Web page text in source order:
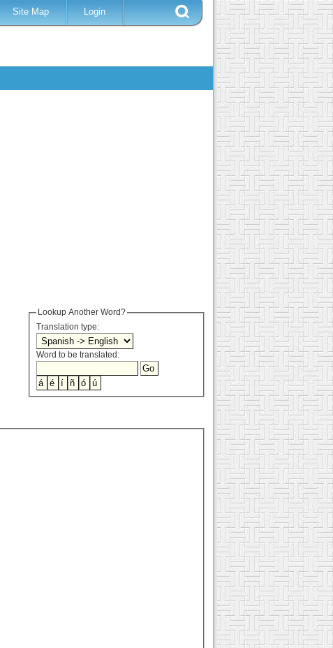
Site Map Login
Lookup Another Word?
Translation type:
Word to be translated: